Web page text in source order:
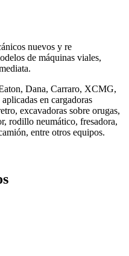
nuevos y re
de máquinas viales,
Dana, Carraro, XCMG,
en cargadoras
excavadoras sobre orugas,
rodillo neumático, fresadora,
entre otros equipos.